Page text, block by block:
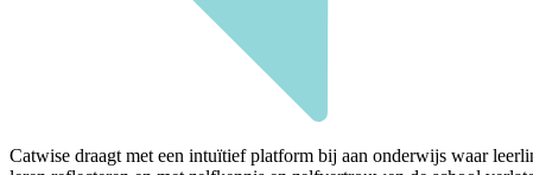
Catwise draagt met een intuïtief platform bij aan onderwijs waar